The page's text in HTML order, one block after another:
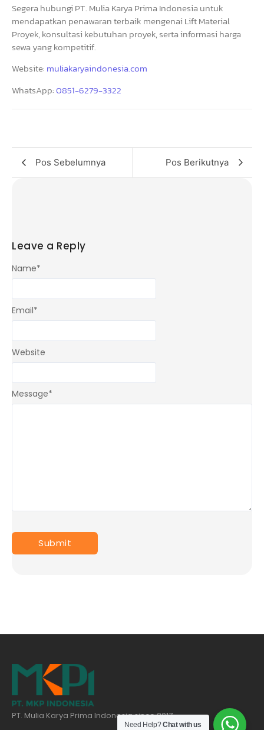
Segera hubungi PT. Mulia Karya Prima Indonesia untuk
mendapatkan penawaran terbaik mengenai Lift Material
Proyek, konsultasi kebutuhan proyek, serta informasi harga
sewa yang kompetitif.
Website: muliakaryaindonesia.com
WhatsApp:0851-6279-3322
Pos Sebelumnya Pos Berikutnya
Leave a Reply
Message*
Name*
Email*
Website
PT. Mulia Karya Prima Indonesia since 2017
Need Help?Chat with us